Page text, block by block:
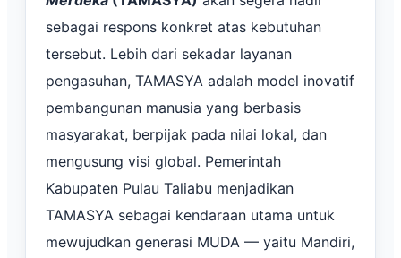
sebagai respons konkret atas kebutuhan
tersebut. Lebih dari sekadar layanan
pengasuhan, TAMASYA adalah model inovatif
pembangunan manusia yang berbasis
masyarakat, berpijak pada nilai lokal, dan
mengusung visi global. Pemerintah
Kabupaten Pulau Taliabu menjadikan
TAMASYA sebagai kendaraan utama untuk
mewujudkan generasi MUDA — yaitu Mandiri,